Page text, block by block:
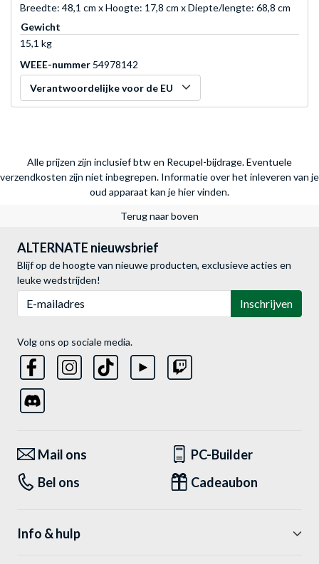
Breedte: 48,1 cm x Hoogte: 17,8 cm x Diepte/lengte: 68,8 cm
Gewicht
15,1 kg
WEEE-nummer 54978142
Verantwoordelijke voor de EU
Alle prijzen zijn inclusief btw en Recupel-bijdrage. Eventuele
verzendkosten zijn niet inbegrepen. Informatie over het inleveren van je
oud apparaat kan je hier vinden.
Terug naar boven
ALTERNATE nieuwsbrief
Blijf op de hoogte van nieuwe producten, exclusieve acties en
leuke wedstrijden!
Inschrijven
Volg ons op sociale media.
Mail ons
PC-Builder
Bel ons
Cadeaubon
Info & hulp